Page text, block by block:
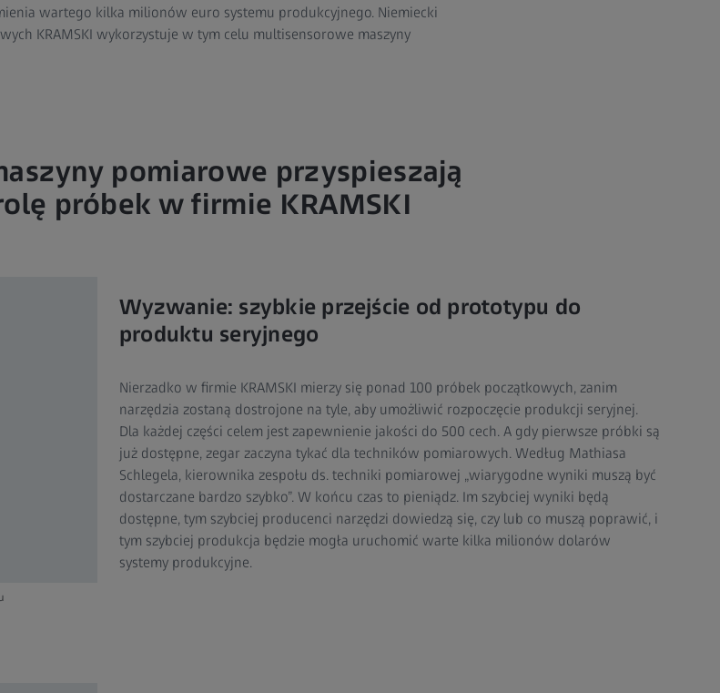
wartego kilka milionów euro systemu produkcyjnego. Niemiecki
KRAMSKI wykorzystuje w tym celu multisensorowe maszyny
pomiarowe przyspieszają
próbek w firmie KRAMSKI
Wyzwanie: szybkie przejście od prototypu do
produktu seryjnego
Nierzadko w firmie KRAMSKI mierzy się ponad 100 próbek początkowych, zanim
narzędzia zostaną dostrojone na tyle, aby umożliwić rozpoczęcie produkcji seryjnej.
Dla każdej części celem jest zapewnienie jakości do 500 cech. A gdy pierwsze próbki są
już dostępne, zegar zaczyna tykać dla techników pomiarowych. Według Mathiasa
Schlegela, kierownika zespołu ds. techniki pomiarowej „wiarygodne wyniki muszą być
dostarczane bardzo szybko”. W końcu czas to pieniądz. Im szybciej wyniki będą
dostępne, tym szybciej producenci narzędzi dowiedzą się, czy lub co muszą poprawić, i
tym szybciej produkcja będzie mogła uruchomić warte kilka milionów dolarów
systemy produkcyjne.